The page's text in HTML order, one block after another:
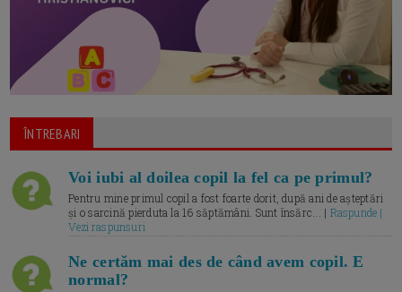
ÎNTREBARI
Voi iubi al doilea copil la fel ca pe primul?
Pentru mine primul copil a fost foarte dorit, după ani de așteptări
și o sarcină pierduta la 16 săptămâni. Sunt însărc... | Raspunde |
Vezi raspunsuri
Ne certăm mai des de când avem copil. E
normal?